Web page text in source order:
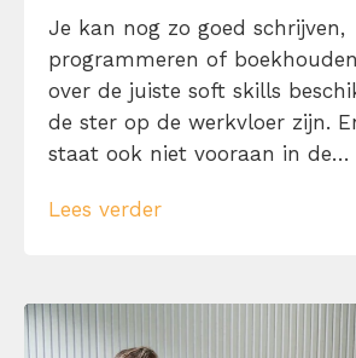
Je kan nog zo goed schrijven,
programmeren of
over de juiste soft skills
de ster op de werkvloer zijn.
staat ook niet vooraan in de
onderwerp te duiken. Want
Lees verder